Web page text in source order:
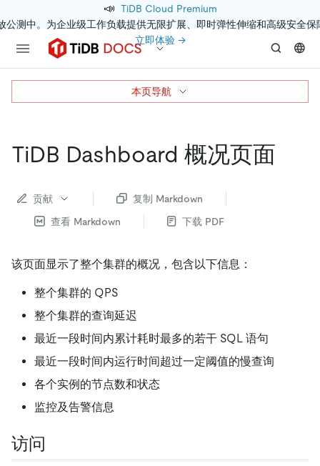
📣 TiDB Cloud Premium
公测中。为企业级工作负载提供无限扩展、即时弹性伸缩和高级安全保
立即体验 →
TiDB Dashboard 概况页面
贡献
复制 Markdown
查看 Markdown
下载 PDF
该页面显示了整个集群的概况，包含以下信息：
整个集群的 QPS
整个集群的查询延迟
最近一段时间内累计耗时最多的若干 SQL 语句
最近一段时间内运行时间超过一定阈值的慢查询
各个实例的节点数和状态
监控及告警信息
访问
本页导航